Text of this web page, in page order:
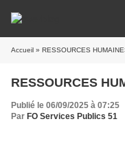
Accueil » RESSOURCES
RESSOURCES
Publié le 06/09/2025 à 07:25
Par FO Services Publics 51